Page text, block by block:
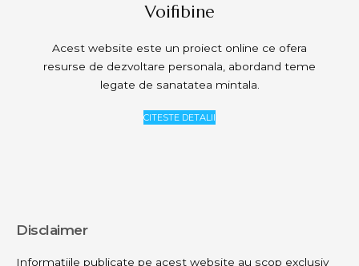
Voifibine
Acest website este un proiect online ce ofera
resurse de dezvoltare personala, abordand teme
legate de sanatatea mintala.
CITESTE DETALII
Disclaimer
Informațiile publicate pe acest website au scop exclusiv